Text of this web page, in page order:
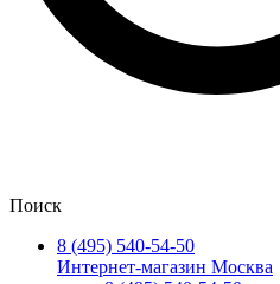
Поиск
8 (495) 540-54-50
Интернет-магазин Москва